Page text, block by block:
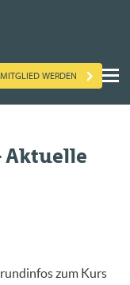
MITGLIED WERDEN
Aktuelle
zum Kurs